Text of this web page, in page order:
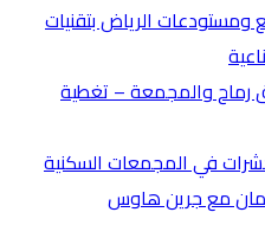
الرياض بتقنيات
والمجمعة – تغطية
في المجمعات السكنية
مع جرين هاوس